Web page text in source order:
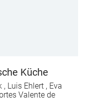
Küche
, Luis Ehlert , Eva
Valente de